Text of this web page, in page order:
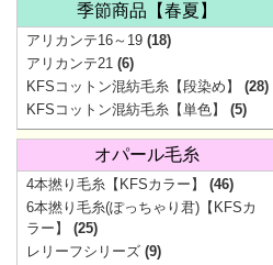
季節商品【春夏】
アリカンテ16～19 (18)
アリカンテ21 (6)
KFSコットン混紡毛糸【段染め】
(28)
KFSコットン混紡毛糸【単色】
(5)
オパール毛糸
4本撚り毛糸【KFSカラー】
(46)
6本撚り毛糸(ぽっちゃり君)【KFSカ
ラー】
(25)
レリーフシリーズ (9)